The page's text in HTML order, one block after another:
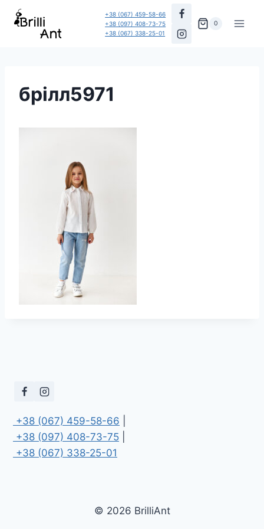
Перейти
+38 (067) 459-58-66
+38 (097) 408-73-75
+38 (067) 338-25-01
0
брілл5971
+38 (067) 459-58-66
+38 (097) 408-73-75
+38 (067) 338-25-01
© 2026 BrilliAnt